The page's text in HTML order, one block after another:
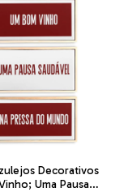
Decorativos
Uma Pausa